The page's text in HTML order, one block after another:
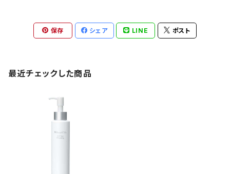
保存 シェア LINE ポスト
最近チェックした商品